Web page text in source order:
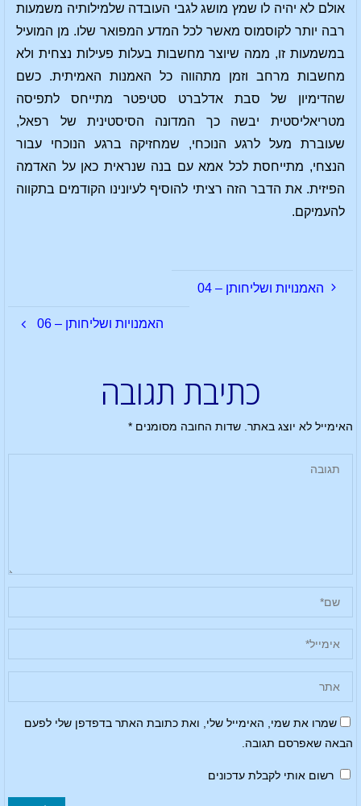
אולם לא יהיה לו שמץ מושג לגבי העובדה שלמילותיה משמעות
רבה יותר לקוסמוס מאשר לכל המדע המפואר שלו. מן המועיל
במשמעות זו, ממה שיוצר מחשבות בעלות פעילות נצחית ולא
מחשבות מרחב וזמן מתהווה כל האמנות האמיתית. כשם
שהדימיון של סבת אדלברט סטיפטר מתייחס לתפיסה
מטריאליסטית יבשה כך המדונה הסיסטינית של רפאל,
שעוברת מעל לרגע הנוכחי, שמחזיקה ברגע הנוכחי עבור
הנצחי, מתייחסת לכל אמא עם בנה שנראית כאן על האדמה
הפיזית. את הדבר הזה רציתי להוסיף לעיונינו הקודמים בתקווה
להעמיקם.
האמנויות ושליחותן – 04
האמנויות ושליחותן – 06
כתיבת תגובה
האימייל לא יוצג באתר. שדות החובה מסומנים*
שמרו את שמי, האימייל שלי, ואת כתובת האתר בדפדפן שלי לפעם
הבאה שאפרסם תגובה.
רשום אותי לקבלת עדכונים